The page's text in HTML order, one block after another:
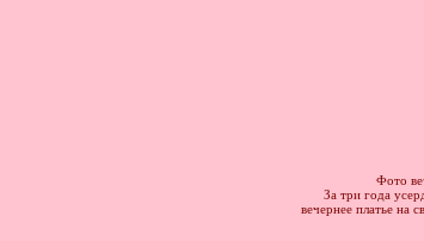
Фото
За три года
вечернее платье на